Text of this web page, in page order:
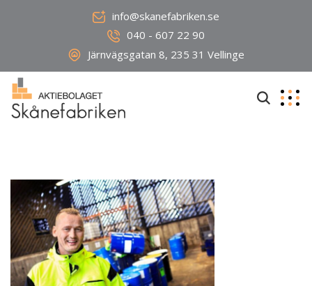
info@skanefabriken.se
040 - 607 22 90
Järnvägsgatan 8, 235 31 Vellinge